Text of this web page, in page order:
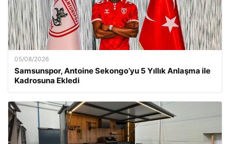
05/08/2026
Samsunspor, Antoine Sekongo’yu 5 Yıllık Anlaşma ile
Kadrosuna Ekledi